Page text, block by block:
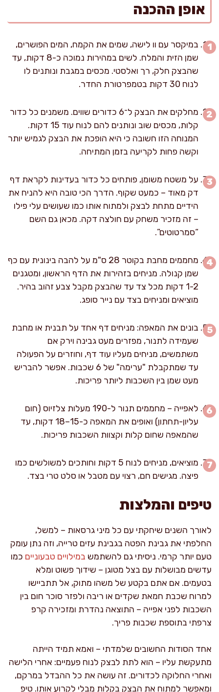
אופן ההכנה
במיקסר עם וו לישה, שמים את הקמח, המים הפושרים,
שמן הזית והמלח. לשים במהירות נמוכה כ-8 דקות, עד
שהבצק חלק, רך ואלסטי. מכסים במגבת ונותנים לו
לנוח 30 דקות בטמפרטורת החדר.
מחלקים את הבצק ל־6 כדורים שווים. משמנים כל כדור
קלות, מכסים שוב ונותנים להם לנוח עוד 15 דקות.
המנוחה הזו חשובה כי היא הופכת את הבצק לגמיש יותר
וקשה פחות לקריעה בזמן המתיחה.
על משטח משומן, פותחים כל כדור בעדינות לקראת דף
דק מאוד – כמעט שקוף. הדרך הכי טובה היא להניח את
הידיים מתחת לבצק ולמתוח אותו כמו שעושים עלי פילו
– זה מזכיר משחק עם חולצה דקה. מכאן גם השם
“סמרטוטים”.
מחממים מחבת בקוטר 28 ס"מ על להבה בינונית עם כף
שמן קנולה. מניחים בזהירות את הדף הראשון, ומטגנים
1-2 דקות מכל צד עד שהבצק מקבל צבע זהוב בהיר.
מוציאים ומניחים בצד עם נייר סופג.
בונים את המאפה: מניחים דף אחד על תבנית או מחבת
שעמידה לתנור, מפזרים מעט גבינה וירק אם
משתמשים, מניחים מעליו עוד דף, וחוזרים על הפעולה
עד שמתקבלת "ערימה" של 6 שכבות. אפשר להבריש
מעט שמן בין השכבות ליותר פריכות.
לאפייה – מחממים תנור ל-190 מעלות צלזיוס (חום
עליון-תחתון) ואופים את המאפה כ-15–18 דקות, עד
שהמאפה שחום קלות וקצוות השכבות פריכות.
מוציאים, מניחים לנוח 5 דקות וחותכים למשולשים כמו
פיצה. מגישים חם, רצוי עם מטבל או סלט טרי בצד.
טיפים והמלצות
לאורך השנים שיחקתי עם כל מיני גרסאות – למשל,
החלפתי את גבינת הפטה בגבינת עזים טרייה, וזה נתן עומק
טעם יותר קרמי. ניסיתי גם להשתמש במילויים טבעוניים כמו
עדשים מבושלות עם בצל מטוגן – שידוך פשוט ומלא
בטעמים. אם אתם בקטע של משהו מתוק, אל תתביישו
למרוח שכבת חמאת שקדים או ריבה ולפזר סוכר חום בין
השכבות לפני אפייה – התוצאה נהדרת ומזכירה קרפ
צרפתי בתוספת שכבות פריך.
אחד הסודות החשובים שלמדתי – ואמא תמיד הייתה
מתעקשת עליו – הוא לתת לבצק לנוח פעמיים: אחרי הלישה
ואחרי החלוקה לכדורים. זה עושה את כל ההבדל במרקם,
ומאפשר למתוח את הבצק בקלות מבלי לקרוע אותו. טיפ